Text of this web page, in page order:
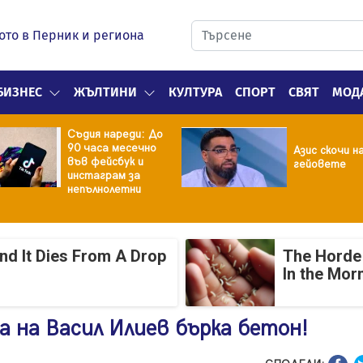
в Перник и региона
ЖЪЛТИНИ КУЛТУРА СПОРТ СВЯТ
Съдия нареди: До
90 часа месечно
във фейсбук и
инстаграм за
непълнолетни
Азис скочи
гейовете
It Dies From A Drop
The
In the
на Васил Илиев бърка бетон!